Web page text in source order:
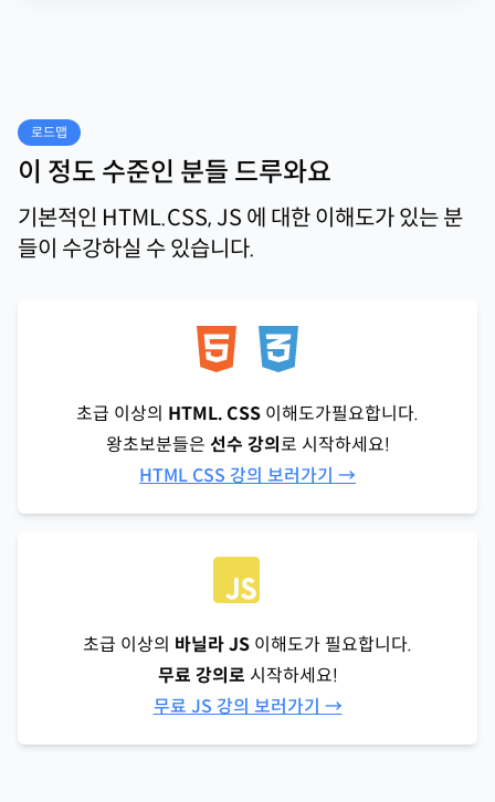
로드맵
이 정도 수준인 분들 드루와요
기본적인 HTML.CSS, JS 에 대한 이해도가 있는 분
들이 수강하실 수 있습니다.
초급 이상의 HTML. CSS 이해도가필요합니다.
왕초보분들은 선수 강의로 시작하세요!
HTML CSS 강의 보러가기 →
초급 이상의 바닐라 JS 이해도가 필요합니다.
무료 강의로 시작하세요!
무료 JS 강의 보러가기 →